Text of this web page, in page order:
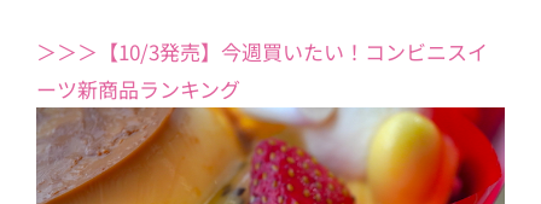
＞＞＞【10/3発売】今週買いたい！コンビニスイ
ーツ新商品ランキング